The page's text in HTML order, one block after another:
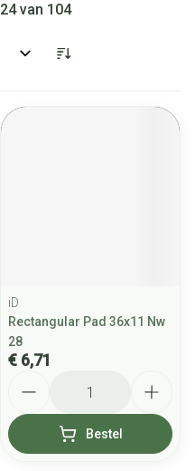
24van 104
iD
Rectangular Pad 36x11 Nw
28
€ 6,71
Bestel